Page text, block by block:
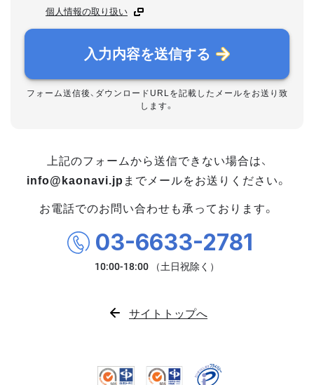
個人情報の取り扱い
入力内容を送信する
フォーム送信後、ダウンロードURLを記載したメールをお送り致
します。
上記のフォームから送信できない場合は、
info@kaonavi.jp までメールをお送りください。
お電話でのお問い合わせも承っております。
03-6633-2781
サイトトップへ